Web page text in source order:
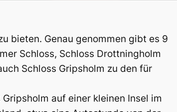
bieten. Genau genommen gibt es 9
Schloss, Schloss Drottningholm
Schloss Gripsholm zu den für
auf einer kleinen Insel im